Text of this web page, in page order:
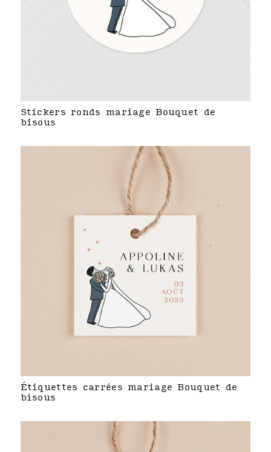
Stickers ronds mariage Bouquet de
bisous
Étiquettes carrées mariage Bouquet de
bisous